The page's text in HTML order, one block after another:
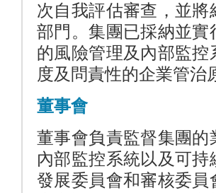
次自我評估審查，並將
部門。集團已採納並
的風險管理及內部監控
度及問責性的企業管治
董事會
董事會負責監督集團的
內部監控系統以及可
發展委員會和審核委